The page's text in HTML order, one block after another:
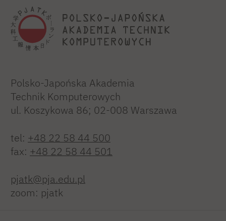
Polsko-Japońska Akademia
Technik Komputerowych
ul. Koszykowa 86; 02-008 Warszawa
tel: +48 22 58 44 500
fax: +48 22 58 44 501
pjatk@pja.edu.pl
zoom: pjatk